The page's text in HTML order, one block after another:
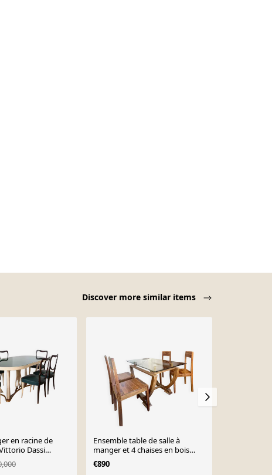
Discover more similar items
en racine de
Dassi
Ensemble table de salle à
manger et 4 chaises en bois
massif
€890